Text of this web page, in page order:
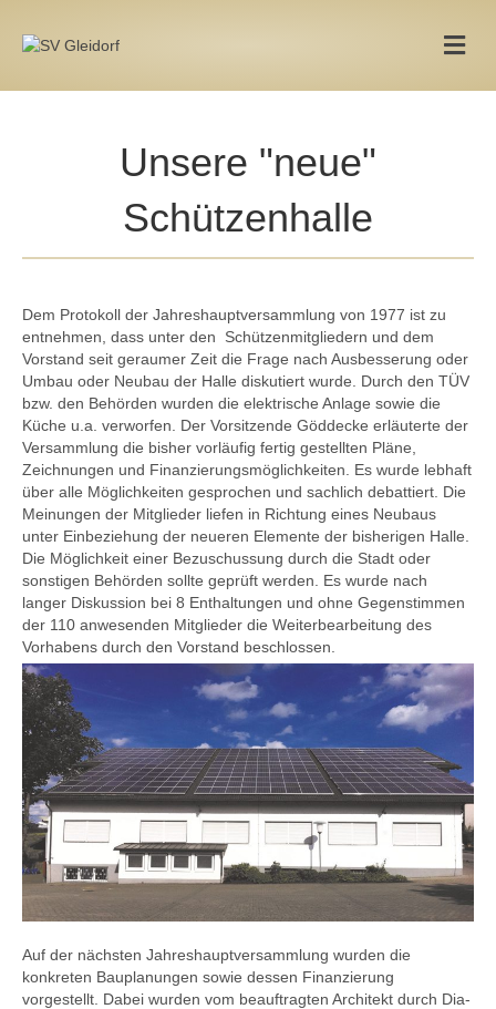
Unsere "neue"
Schützenhalle
Dem Protokoll der Jahreshauptversammlung von 1977 ist zu
entnehmen, dass unter den
Schützenmitgliedern und dem
Vorstand seit geraumer Zeit die Frage nach Ausbesserung oder
Umbau oder Neubau der Halle diskutiert wurde. Durch den TÜV
bzw. den Behörden wurden die elektrische Anlage sowie die
Küche u.a. verworfen. Der Vorsitzende Göddecke erläuterte der
Versammlung die bisher vorläufig fertig gestellten Pläne,
Zeichnungen und Finanzierungsmöglichkeiten. Es wurde lebhaft
über alle Möglichkeiten gesprochen und sachlich debattiert. Die
Meinungen der Mitglieder liefen in Richtung eines Neubaus
unter Einbeziehung der neueren Elemente der bisherigen Halle.
Die Möglichkeit einer Bezuschussung durch die Stadt oder
sonstigen Behörden sollte geprüft werden. Es wurde nach
langer Diskussion bei 8 Enthaltungen und ohne Gegenstimmen
der 110 anwesenden Mitglieder die Weiterbearbeitung des
Vorhabens durch den Vorstand beschlossen.
Auf der nächsten Jahreshauptversammlung wurden die
konkreten Bauplanungen sowie dessen Finanzierung
vorgestellt. Dabei wurden vom beauftragten Architekt durch Dia-